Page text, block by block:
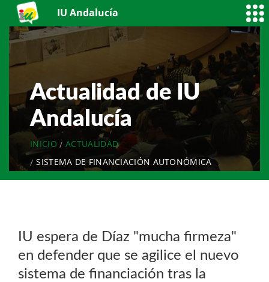
IU Andalucía
Actualidad de IU
Andalucía
INICIO
ACTUALIDAD
SISTEMA DE FINANCIACIÓN AUTONÓMICA
IU espera de Díaz "mucha firmeza"
en defender que se agilice el nuevo
sistema de financiación tras la